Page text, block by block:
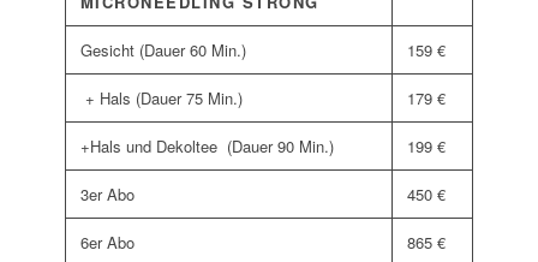
Gesicht (Dauer 60 Min.) 159 €
+ Hals (Dauer 75 Min.) 179 €
+Hals und Dekoltee (Dauer 90 Min.) 199 €
3er Abo 450 €
6er Abo 865 €